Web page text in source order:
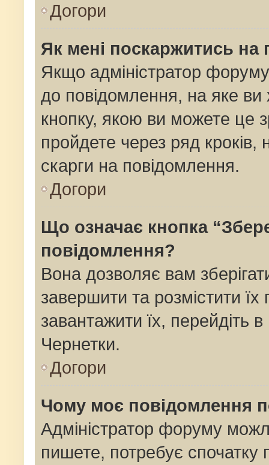
Догори
Як мені поскаржитись
Якщо адміністратор
до повідомлення, на яке ви
кнопку, якою ви можете це
пройдете через ряд кроків,
скарги на повідомлення.
Догори
Що означає кнопка
повідомлення?
Вона дозволяє вам
завершити та розмістити
завантажити їх, перейдіть
Чернетки.
Догори
Чому моє повідомлення
Адміністратор форуму
пишете, потребує спочатку